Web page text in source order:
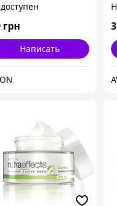
всей семьи с овсом
ромашки
Эйвон,
грн
Написать